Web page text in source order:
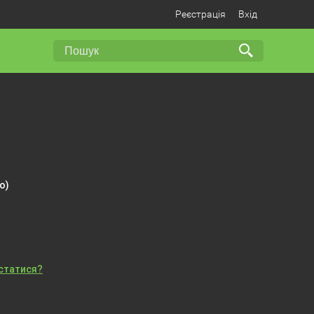
Реєстрація Вхід